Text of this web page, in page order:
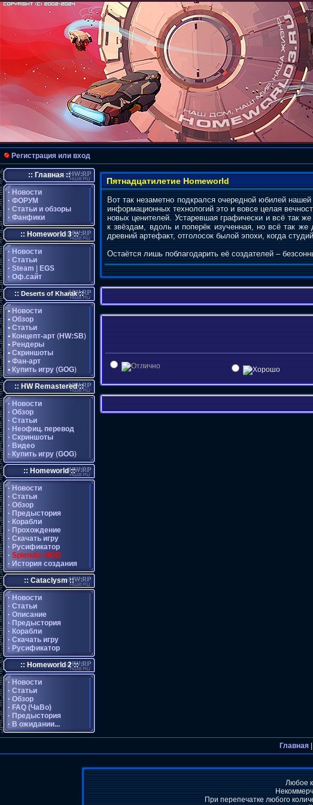
Регистрация или вход
:: Главная ::
· Новости
· ФОРУМ
· Статьи и обзоры
· Фанфики
:: Homeworld 3 ::
· Новости
· Статьи
· Steam
EGS
· Оф.сайт
:: Deserts of Kharak::
• Новости
• Обзор
• Статьи
• Концепт-арт (HW:SB)
• Рендеры
• Скриншоты
• Фан-арт
• Купить игру (GOG)
:: HW Remastered ::
· Новости
· Обзор
· Статьи
· Неофиц. перевод
· Скриншоты
· Видео
· Купить игру (GOG)
:: Homeworld ::
· Новости
· Статьи
· Обзор
· Предыстория
· Корабли
· Прохождение
· Скачать игру
· Русификатор
· Splendor MOD
· История создания
:: Cataclysm ::
· Новости
· Статьи
· Описание
· Предыстория
· Корабли
· Скачать игру
· Русификатор
:: Homeworld 2 ::
· Новости
· Статьи
· Обзор
· FAQ (ЧаВо)
· Предыстория
· В ожидании...
Пятнадцатилетие Homeworld
Вот так незаметно подкрался очередной юбилей
информационных технологий это и вовсе целая
новых ценителей. Устаревшая графически и всё так
к звёздам, вдоль и поперёк изученная, но всё так
древний артефакт, отголосок былой эпохи, когда
Остаётся лишь поблагодарить её создателей –
Главная|
Любое
При перепечатке любого